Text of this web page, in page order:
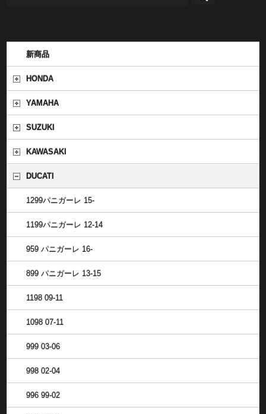
新商品
HONDA
YAMAHA
SUZUKI
KAWASAKI
DUCATI
1299パニガーレ 15-
1199パニガーレ 12-14
959 パニガーレ 16-
899 パニガーレ 13-15
1198 09-11
1098 07-11
999 03-06
998 02-04
996 99-02